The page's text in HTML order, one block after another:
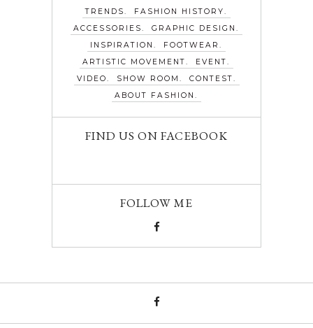
TRENDS
FASHION HISTORY
ACCESSORIES
GRAPHIC DESIGN
INSPIRATION
FOOTWEAR
ARTISTIC MOVEMENT
EVENT
VIDEO
SHOW ROOM
CONTEST
ABOUT FASHION
FIND US ON FACEBOOK
FOLLOW ME